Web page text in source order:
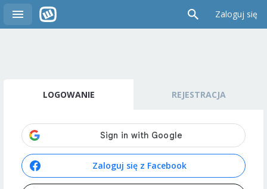
Zaloguj się
LOGOWANIE REJESTRACJA
Zaloguj się z Facebook